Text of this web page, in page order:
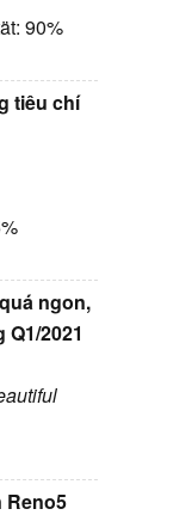
90%
tiêu chí
ngon,
2021
Reno5